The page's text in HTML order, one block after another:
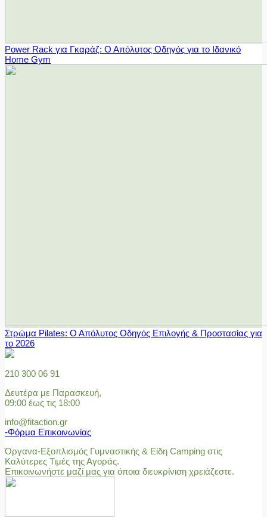
Power Rack για Γκαράζ: Ο Απόλυτος Οδηγός για το Ιδανικό
Home Gym
Στρώμα Pilates: Ο Απόλυτος Οδηγός Επιλογής & Προστασίας για
το 2026
210 300 06 91
Δευτέρα με Παρασκευή,
09:00 έως τις 18:00
info@fitaction.gr
-Φόρμα Επικοινωνίας
Όργανα-Εξοπλισμός Γυμναστικής & Είδη Camping στις
Καλύτερες Τιμές της Αγοράς.
Επικοινωνήστε μαζί μας για όποια διευκρίνιση χρειάζεστε.